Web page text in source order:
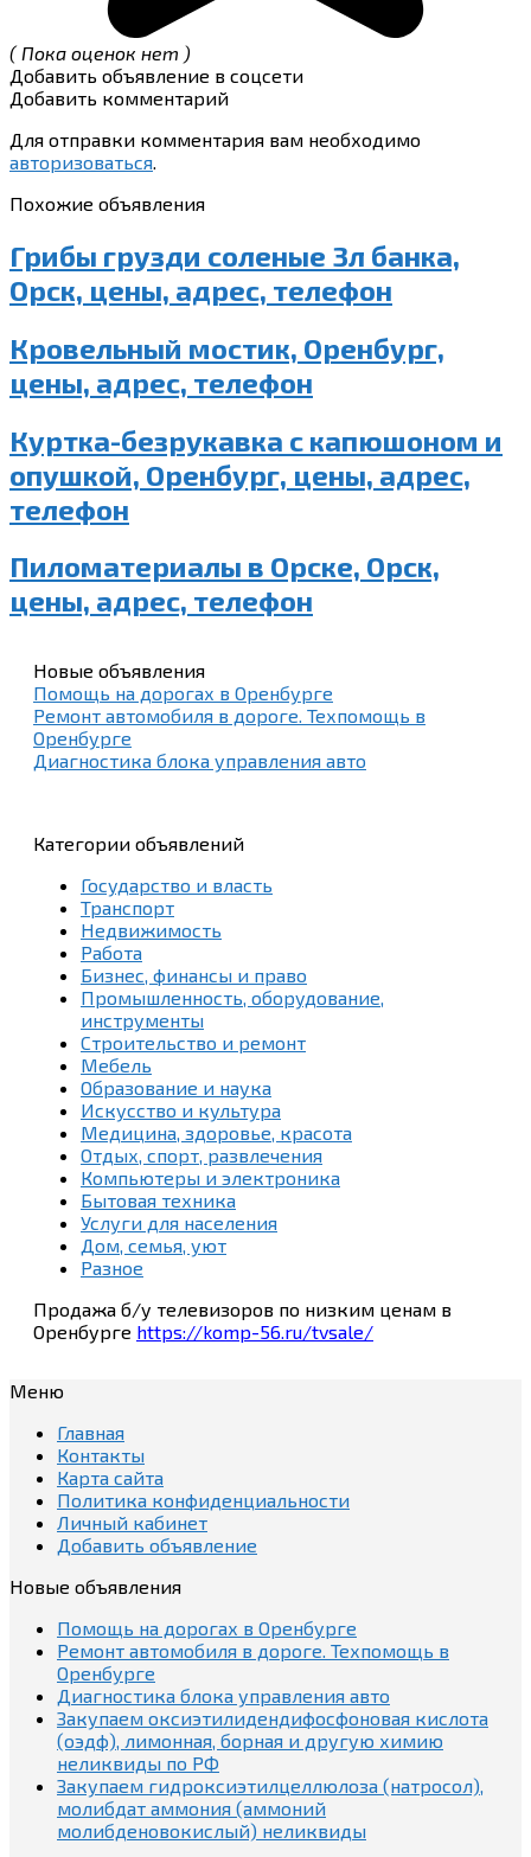
( Пока оценок нет )
Добавить объявление в соцсети
Добавить комментарий
Для отправки комментария вам необходимо
авторизоваться.
Похожие объявления
Грибы грузди соленые 3л банка,
Орск, цены, адрес, телефон
Кровельный мостик, Оренбург,
цены, адрес, телефон
Куртка-безрукавка с капюшоном и
опушкой, Оренбург, цены, адрес,
телефон
Пиломатериалы в Орске, Орск,
цены, адрес, телефон
Новые объявления
Помощь на дорогах в Оренбурге
Ремонт автомобиля в дороге. Техпомощь в
Оренбурге
Диагностика блока управления авто
Категории объявлений
Государство и власть
Транспорт
Недвижимость
Работа
Бизнес, финансы и право
Промышленность, оборудование,
инструменты
Строительство и ремонт
Мебель
Образование и наука
Искусство и культура
Медицина, здоровье, красота
Отдых, спорт, развлечения
Компьютеры и электроника
Бытовая техника
Услуги для населения
Дом, семья, уют
Разное
Продажа б/у телевизоров по низким ценам в
Оренбурге https://komp-56.ru/tvsale/
Меню
Главная
Контакты
Карта сайта
Политика конфиденциальности
Личный кабинет
Добавить объявление
Новые объявления
Помощь на дорогах в Оренбурге
Ремонт автомобиля в дороге. Техпомощь в
Оренбурге
Диагностика блока управления авто
Закупаем оксиэтилидендифосфоновая кислота
(оэдф), лимонная, борная и другую химию
неликвиды по РФ
Закупаем гидроксиэтилцеллюлоза (натросол),
молибдат аммония (аммоний
молибденовокислый) неликвиды